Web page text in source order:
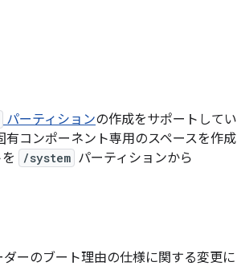
パーティションの作成をサポートしてい
有コンポーネント専用のスペースを作成
/system パーティションから
ーのブート理由の仕様に関する変更に